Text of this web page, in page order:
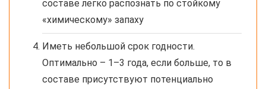
составе легко распознать по стойкому
«химическому» запаху
Иметь небольшой срок годности.
Оптимально – 1–3 года, если больше, то в
составе присутствуют потенциально